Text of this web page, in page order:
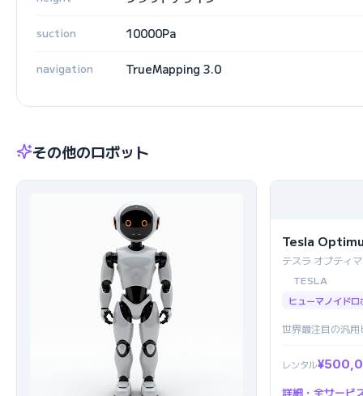
suction 10000Pa
navigation TrueMapping 3.0
その他のロボット
Tesla
テスラ オプティ
TESLA
ヒューマノイドロ
世界最注目の汎
レンタル
詳細・全サービ